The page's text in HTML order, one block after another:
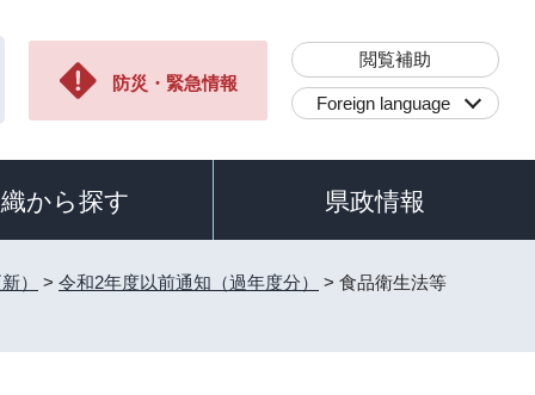
防災・緊急情報
閲覧補助
Foreign language
から探す 県政情報
） > 令和2年度以前通知（過年度分）
> 食品衛生法等